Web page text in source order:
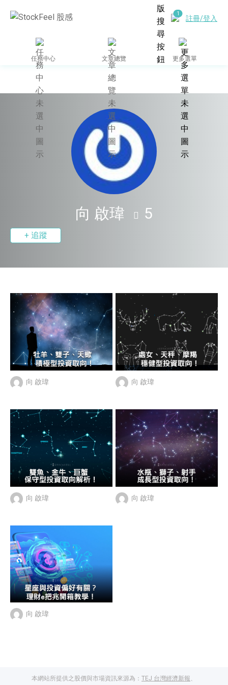
註冊/登入
任務中心 文章總覽 更多選單
向 啟瑋 5
+ 追蹤
向 啟瑋 向 啟瑋
向 啟瑋 向 啟瑋
向 啟瑋
本網站所提供之股價與市場資訊來源為： TEJ 台灣經濟新報、